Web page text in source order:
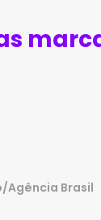
Agência Brasil